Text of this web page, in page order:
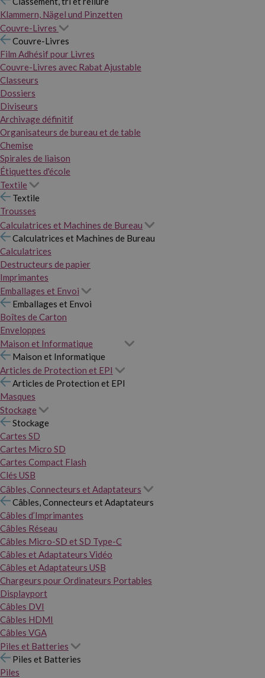
Klammern, Nägel und Pinzetten
Couvre-Livres
Couvre-Livres
Film Adhésif pour Livres
Couvre-Livres avec Rabat Ajustable
Classeurs
Dossiers
Diviseurs
Archivage définitif
Organisateurs de bureau et de table
Chemise
Spirales de liaison
Étiquettes d'école
Textile
Textile
Trousses
Calculatrices et Machines de Bureau
Calculatrices et Machines de Bureau
Calculatrices
Destructeurs de papier
Imprimantes
Emballages et Envoi
Emballages et Envoi
Boîtes de Carton
Enveloppes
Maison et Informatique
Maison et Informatique
Articles de Protection et EPI
Articles de Protection et EPI
Masques
Stockage
Stockage
Cartes SD
Cartes Micro SD
Cartes Compact Flash
Clés USB
Câbles, Connecteurs et Adaptateurs
Câbles, Connecteurs et Adaptateurs
Câbles d’Imprimantes
Câbles Réseau
Câbles Micro-SD et SD Type-C
Câbles et Adaptateurs Vidéo
Câbles et Adaptateurs USB
Chargeurs pour Ordinateurs Portables
Displayport
Câbles DVI
Câbles HDMI
Câbles VGA
Piles et Batteries
Piles et Batteries
Piles